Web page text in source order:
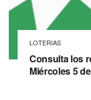
LOTERIAS
Consulta los
Miércoles 5